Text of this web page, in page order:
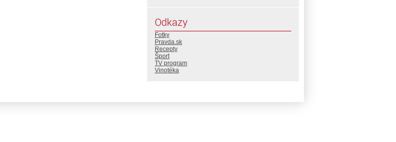
Odkazy
Fotky
Pravda.sk
Recepty
Šport
TV program
Vinotéka